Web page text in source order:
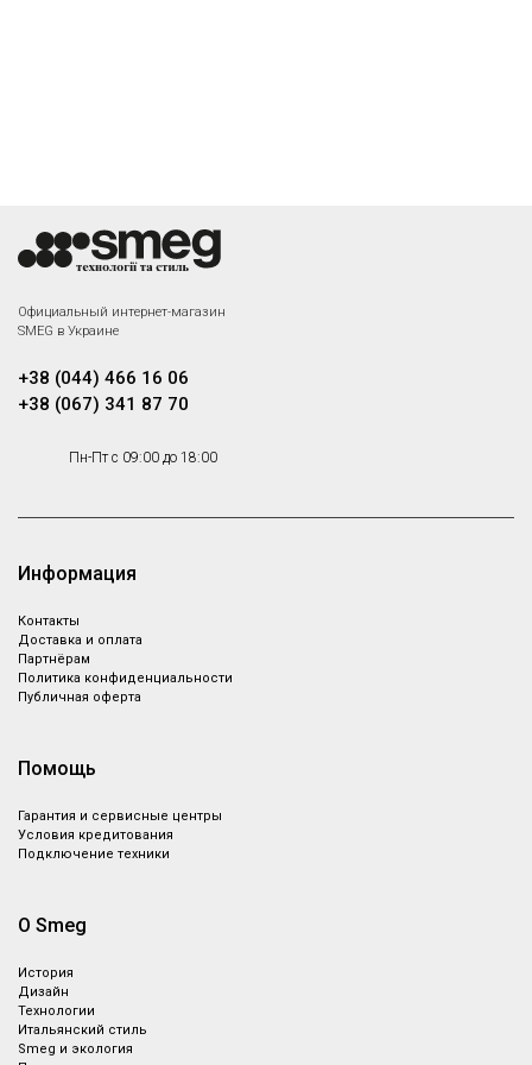
Официальный интернет-магазин
SMEG в Украине
+38 (044) 466 16 06
+38 (067) 341 87 70
Пн-Пт с 09:00 до 18:00
Информация
Контакты
Доставка и оплата
Партнёрам
Политика конфиденциальности
Публичная оферта
Помощь
Гарантия и сервисные центры
Условия кредитования
Подключение техники
О Smeg
История
Дизайн
Технологии
Итальянский стиль
Smeg и экология